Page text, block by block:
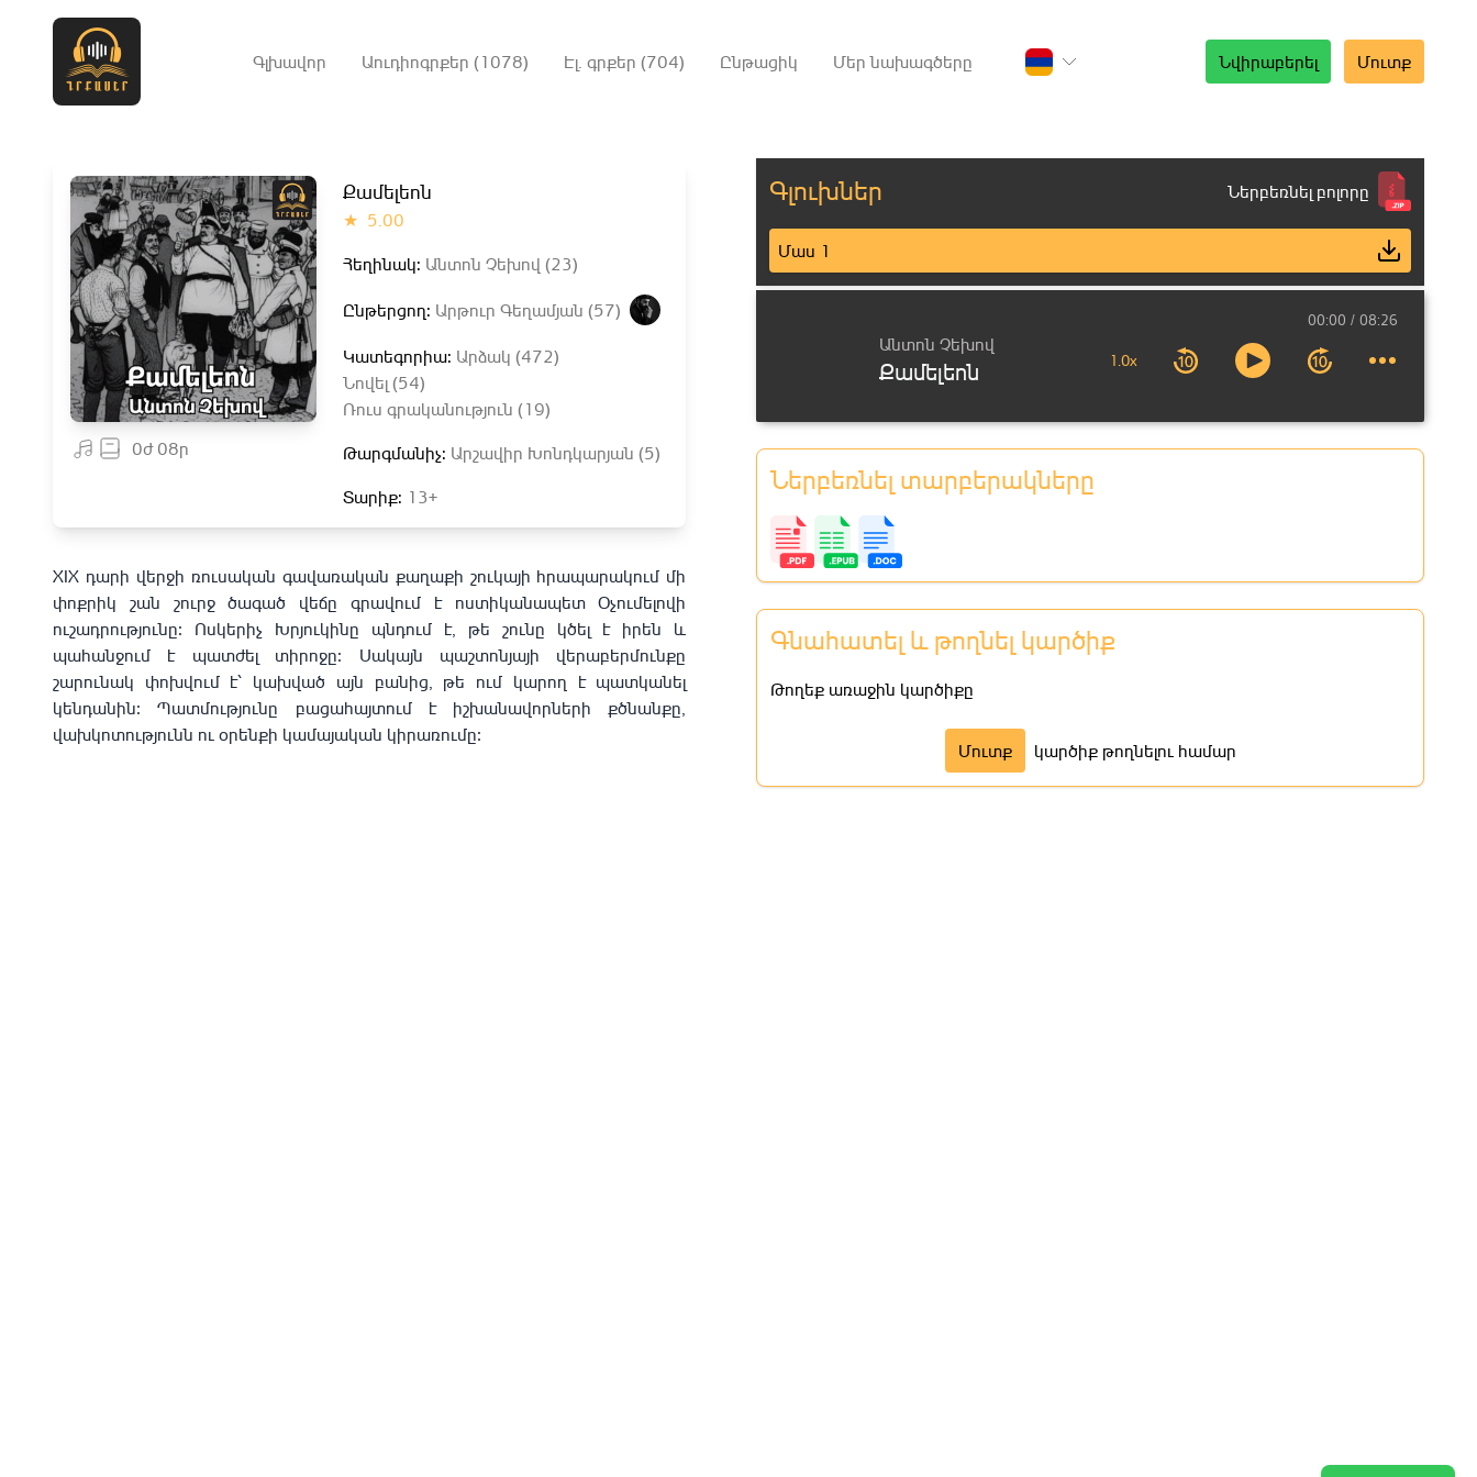
Նվիրաբերել Մուտք
Գլխավոր Աուդիոգրքեր (1078) Էլ. գրքեր (704) Ընթացիկ Մեր նախագծերը
0ժ 08ր
Քամելեոն
★ 5.00
Հեղինակ: Անտոն Չեխով (23)
Ընթերցող: Արթուր Գեղամյան (57)
Կատեգորիա: Արձակ (472)
Նովել (54)
Ռուս գրականություն (19)
Թարգմանիչ: Արշավիր Խոնդկարյան (5)
Տարիք: 13+
XIX դարի վերջի ռուսական գավառական քաղաքի շուկայի հրապարակում մի
փոքրիկ շան շուրջ ծագած վեճը գրավում է ոստիկանապետ Օչումելովի
ուշադրությունը։ Ոսկերիչ Խրյուկինը պնդում է, թե շունը կծել է իրեն և
պահանջում է պատժել տիրոջը։ Սակայն պաշտոնյայի վերաբերմունքը
շարունակ փոխվում է՝ կախված այն բանից, թե ում կարող է պատկանել
կենդանին։ Պատմությունը բացահայտում է իշխանավորների քծնանքը,
վախկոտությունն ու օրենքի կամայական կիրառումը։
Գլուխներ Ներբեռնել բոլորը
Մաս 1
Անտոն Չեխով
Քամելեոն 1.0x
00:00 08:26
Ներբեռնել տարբերակները
Գնահատել և թողնել կարծիք
Թողեք առաջին կարծիքը
Մուտք կարծիք թողնելու համար